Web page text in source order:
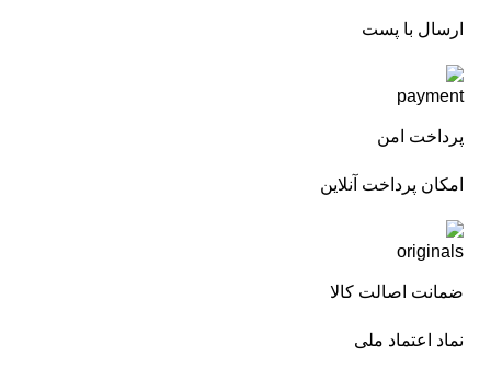
ارسال با پست
پرداخت امن
امکان پرداخت آنلاین
ضمانت اصالت کالا
نماد اعتماد ملی